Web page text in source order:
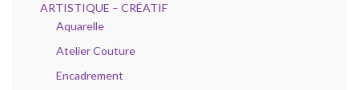
ARTISTIQUE – CRÉATIF
Aquarelle
Atelier Couture
Encadrement